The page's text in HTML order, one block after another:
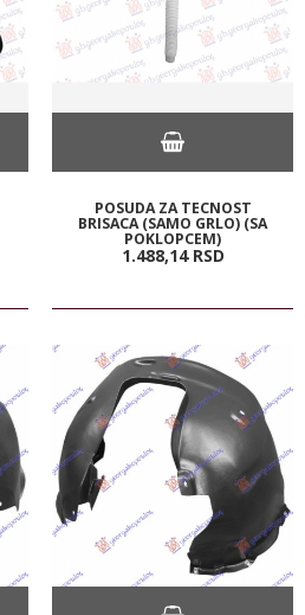
POSUDA ZA TECNOST
BRISACA (SAMO GRLO) (SA
POKLOPCEM)
1.488,14 RSD